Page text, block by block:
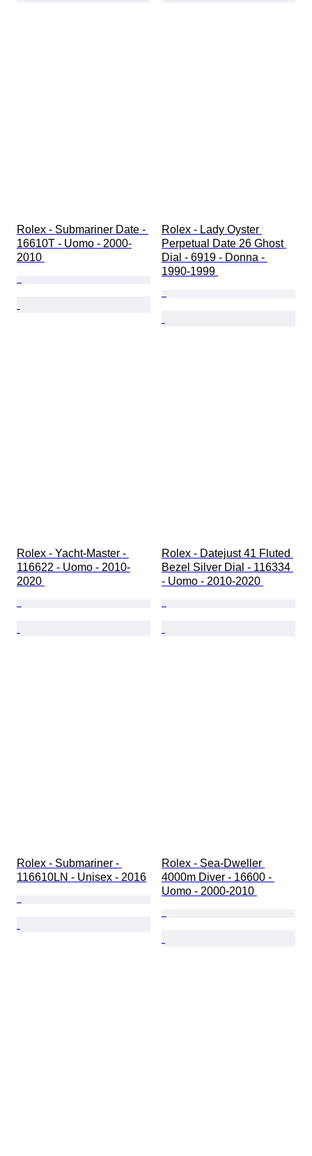
Rolex - Submariner Date -
16610T - Uomo - 2000-
2010
Rolex - Lady Oyster
Perpetual Date 26 Ghost
Dial - 6919 - Donna -
1990-1999
Rolex - Yacht-Master -
116622 - Uomo - 2010-
2020
Rolex - Datejust 41 Fluted
Bezel Silver Dial - 116334
- Uomo - 2010-2020
Rolex - Submariner -
116610LN - Unisex - 2016
Rolex - Sea-Dweller
4000m Diver - 16600 -
Uomo - 2000-2010